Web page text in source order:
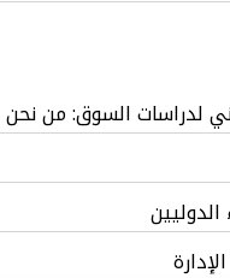
لدراسات السوق: من نحن